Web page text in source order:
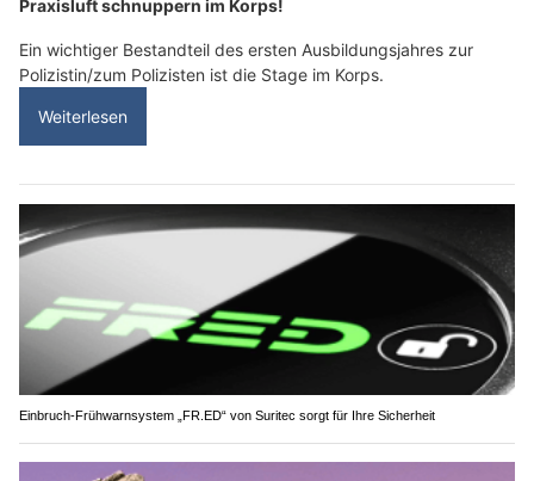
Praxisluft schnuppern im Korps!
Ein wichtiger Bestandteil des ersten Ausbildungsjahres zur
Polizistin/zum Polizisten ist die Stage im Korps.
Weiterlesen
Einbruch-Frühwarnsystem „FR.ED“ von Suritec sorgt für Ihre Sicherheit